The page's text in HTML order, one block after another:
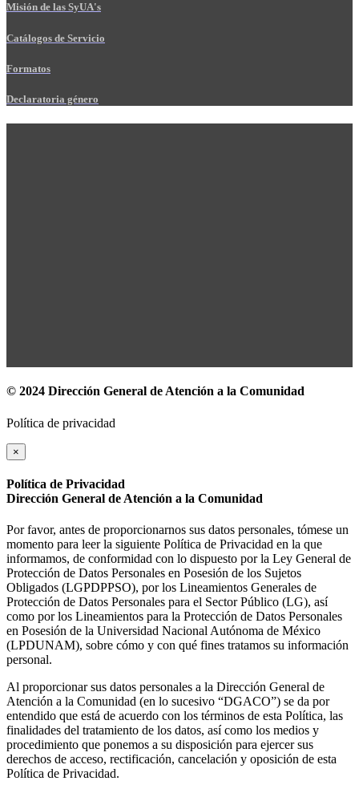
Misión de las SyUA's
Catálogos de Servicio
Formatos
Declaratoria género
© 2024 Dirección General de Atención a la Comunidad
Política de privacidad
×
Política de Privacidad
Dirección General de Atención a la Comunidad
Por favor, antes de proporcionarnos sus datos personales, tómese un
momento para leer la siguiente Política de Privacidad en la que
informamos, de conformidad con lo dispuesto por la Ley General de
Protección de Datos Personales en Posesión de los Sujetos
Obligados (LGPDPPSO), por los Lineamientos Generales de
Protección de Datos Personales para el Sector Público (LG), así
como por los Lineamientos para la Protección de Datos Personales
en Posesión de la Universidad Nacional Autónoma de México
(LPDUNAM), sobre cómo y con qué fines tratamos su información
personal.
Al proporcionar sus datos personales a la Dirección General de
Atención a la Comunidad (en lo sucesivo “DGACO”) se da por
entendido que está de acuerdo con los términos de esta Política, las
finalidades del tratamiento de los datos, así como los medios y
procedimiento que ponemos a su disposición para ejercer sus
derechos de acceso, rectificación, cancelación y oposición de esta
Política de Privacidad.